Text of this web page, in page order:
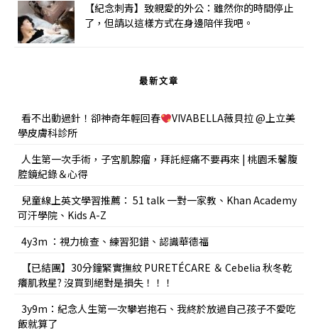
【紀念刺青】致親愛的外公：雖然你的時間停止
了，但請以這樣方式在身邊陪伴我吧。
最新文章
看不出動過針！卻神奇年輕回春
VIVABELLA薇貝拉 @上立美
學皮膚科診所
人生第一次手術，子宮肌腺瘤，拜託經痛不要再來 | 桃園禾馨腹
腔鏡紀錄＆心得
兒童線上英文學習推薦： 51 talk 一對一家教、Khan Academy
可汗學院、Kids A-Z
4y3m ：視力檢查、練習犯錯、認識華德福
【已結團】30分鐘緊實撫紋 PURETÉCARE ＆ Cebelia 秋冬乾
癢肌救星? 沒買到絕對是損失！！！
3y9m：紀念人生第一次攀岩抱石、我終於放過自己孩子不愛吃
飯就算了